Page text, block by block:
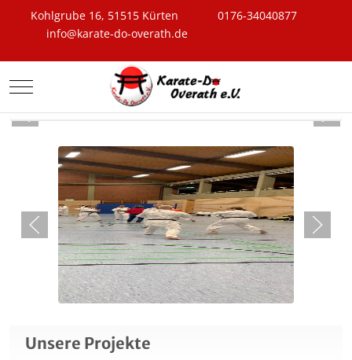
Kohlgrube 16, 51515 Kürten
0176-34040877
info@karate-do-overath.de
Mobile Menu Toggle
Neueste Beiträge
Unsere Projekte